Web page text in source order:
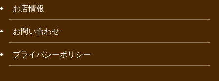
お店情報
お問い合わせ
プライバシーポリシー